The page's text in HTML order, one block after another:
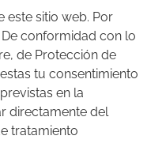
este sitio web. Por
conformidad con lo
de Protección de
tu consentimiento
en la
directamente del
tratamiento